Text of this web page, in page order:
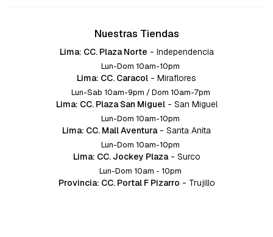
Nuestras Tiendas
Lima: CC. Plaza Norte - Independencia
Lun-Dom 10am-10pm
Lima: CC. Caracol - Miraflores
Lun-Sab 10am-9pm / Dom 10am-7pm
Lima: CC. Plaza San Miguel - San Miguel
Lun-Dom 10am-10pm
Lima: CC. Mall Aventura - Santa Anita
Lun-Dom 10am-10pm
Lima: CC. Jockey Plaza - Surco
Lun-Dom 10am - 10pm
Provincia: CC. Portal F Pizarro - Trujillo